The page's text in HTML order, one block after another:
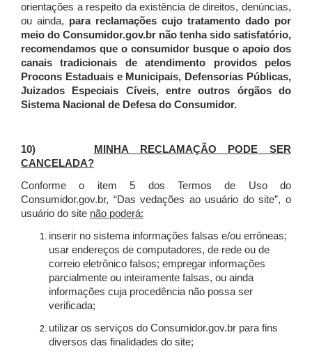
orientações a respeito da existência de direitos, denúncias,
ou ainda, para reclamações cujo tratamento dado por
meio do Consumidor.gov.br não tenha sido satisfatório,
recomendamos que o consumidor busque o apoio dos
canais tradicionais de atendimento providos pelos
Procons Estaduais e Municipais, Defensorias Públicas,
Juizados Especiais Cíveis, entre outros órgãos do
Sistema Nacional de Defesa do Consumidor.
10)
MINHA RECLAMAÇÃO PODE SER
CANCELADA?
Conforme o item 5 dos Termos de Uso do
Consumidor.gov.br, “Das vedações ao usuário do site”, o
usuário do site não poderá:
inserir no sistema informações falsas e/ou errôneas;
usar endereços de computadores, de rede ou de
correio eletrônico falsos; empregar informações
parcialmente ou inteiramente falsas, ou ainda
informações cuja procedência não possa ser
verificada;
utilizar os serviços do Consumidor.gov.br para fins
diversos das finalidades do site;